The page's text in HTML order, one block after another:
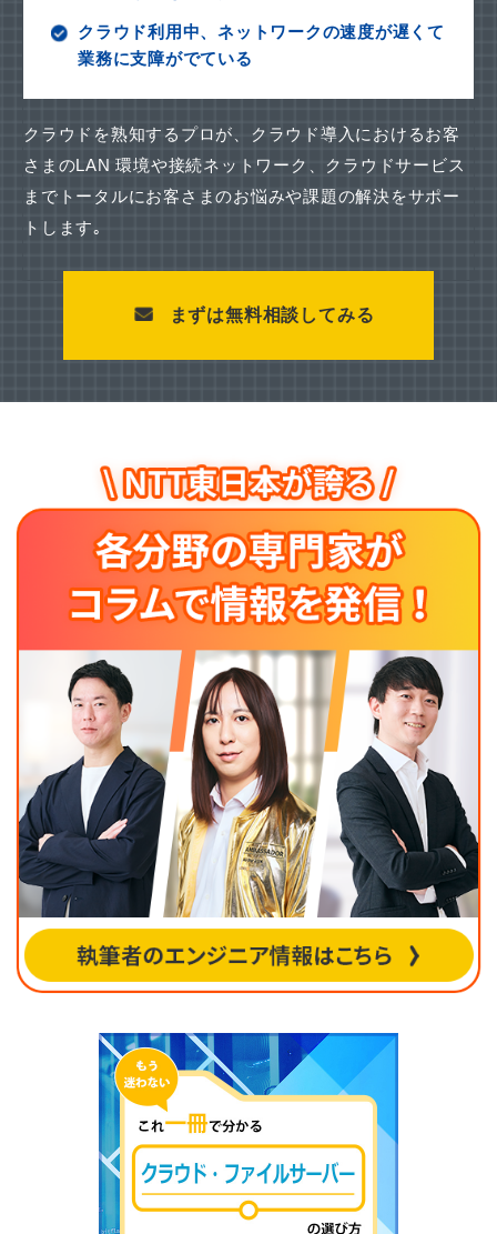
クラウド利用中、ネットワークの速度が遅くて
業務に支障がでている
クラウドを熟知するプロが、クラウド導入におけるお客
さまのLAN 環境や接続ネットワーク、
クラウドサービス
までトータルにお客さまのお悩みや課題の解決をサポー
トします｡
まずは無料相談してみる